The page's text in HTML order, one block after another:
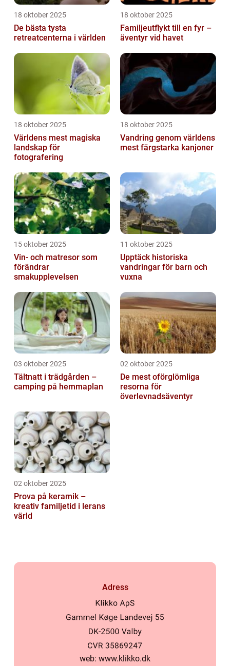
18 oktober 2025
De bästa tysta
retreatcenterna i världen
18 oktober 2025
Familjeutflykt till en fyr –
äventyr vid havet
18 oktober 2025
Världens mest magiska
landskap för
fotografering
18 oktober 2025
Vandring genom världens
mest färgstarka kanjoner
15 oktober 2025
Vin- och matresor som
förändrar
smakupplevelsen
11 oktober 2025
Upptäck historiska
vandringar för barn och
vuxna
03 oktober 2025
Tältnatt i trädgården –
camping på hemmaplan
02 oktober 2025
De mest oförglömliga
resorna för
överlevnadsäventyr
02 oktober 2025
Prova på keramik –
kreativ familjetid i lerans
värld
Adress
web: www.klikko.dk